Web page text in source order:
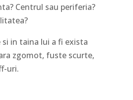
Centrul sau periferia?
si in taina lui a fi exista
zgomot, fuste scurte,
uri.